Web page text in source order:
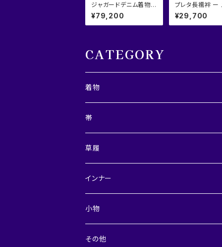
ジャガードデニム着物
『縞取唐草』
¥79,200
プレタ長襦袢 ー
¥29,700
CATEGORY
着物
レディース
メンズ
帯
兵児帯
半巾帯
角帯・つくり角帯
草履
レディース
メンズ
インナー
レディース
裾よけスカート
メンズ
小物
デニム小物
その他